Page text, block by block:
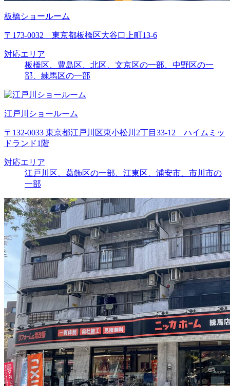
板橋ショールーム
〒173-0032 東京都板橋区大谷口上町13-6
対応エリア
板橋区、豊島区、北区、文京区の一部、中野区の一
部、練馬区の一部
江戸川ショールーム
〒132-0033 東京都江戸川区東小松川2丁目33-12 ハイムミッ
ドランド1階
対応エリア
江戸川区、葛飾区の一部、江東区、浦安市、市川市の
一部